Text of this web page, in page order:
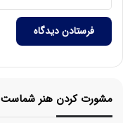
مشورت کردن هنر شماست